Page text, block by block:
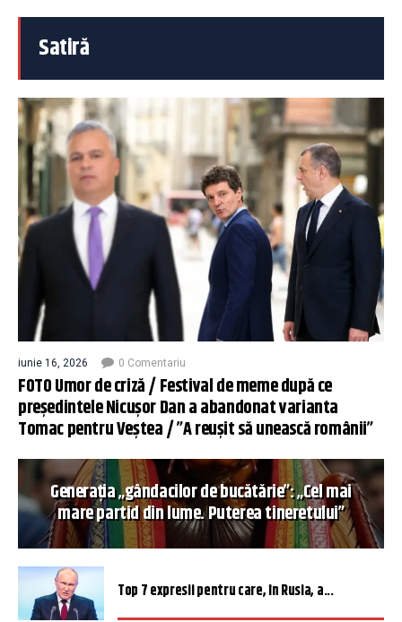
Satiră
iunie 16, 2026 0 Comentariu
FOTO Umor de criză / Festival de meme după ce
președintele Nicușor Dan a abandonat varianta
Tomac pentru Veștea / ”A reușit să unească românii”
Generația „gândacilor de bucătărie”: „Cel mai
mare partid din lume. Puterea tineretului”
Top 7 expresii pentru care, în Rusia, a...